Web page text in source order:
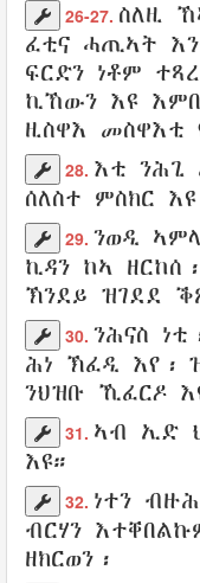
26-27. ስለዚ
ፈቲና ሓጢኣት
ፍርድን ነቶም
ኪኸውን እዩ
ዚስዋእ መስዋእቲ
28. እቲ ንሕጊ
ሰለስተ ምስክር እዩ
29. ንወዲ
ኪዳን ከኣ ዘርከሰ፡
ኽንደይ ዝገደደ
30. ንሕናስ
ሕነ ኽፈዲ እየ፡
ንህዝቡ ኺፈርዶ
31. ኣብ ኢድ
እዩ።
32. ነተን ብዙሕ
ብርሃን
ዘክርወን ፡